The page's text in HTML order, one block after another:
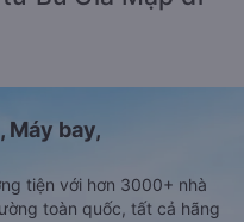
Máy bay,
tiện với hơn 3000+ nhà
toàn quốc, tất cả hãng